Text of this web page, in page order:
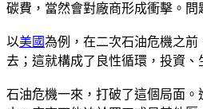
碳費，當然會對廠商形成衝擊。問
以美國為例，在二次石油危機之
去；這就構成了良性循環，投資
石油危機一來，打破了這個局面